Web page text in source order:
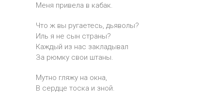
Меня привела в кабак.
Что ж вы ругаетесь, дьяволы?
Иль я не сын страны?
Каждый из нас закладывал
За рюмку свои штаны.
Мутно гляжу на окна,
В сердце тоска и зной.